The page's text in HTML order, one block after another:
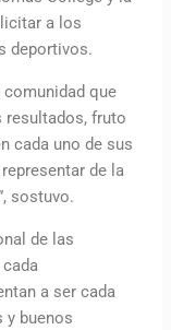
a los
deportivos.
que
resultados, fruto
cada uno de sus
de la
sostuvo.
de las
a ser cada
y buenos